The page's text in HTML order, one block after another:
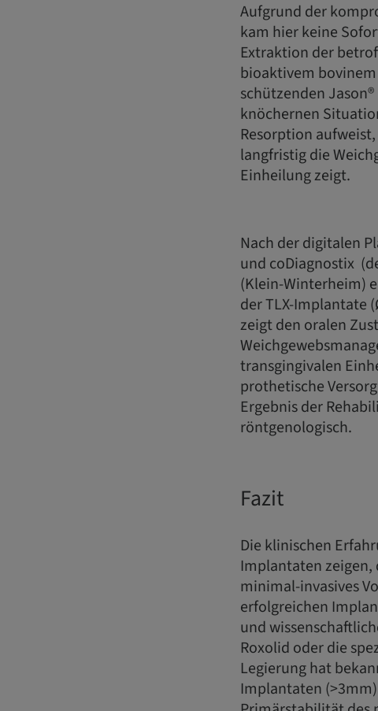
Aufgrund der
kam hier keine
Extraktion der
bioaktivem
schützenden
knöchernen
Resorption
langfristig die
Einheilung zeigt.
Nach der digitalen
und coDiagnostix
(Klein-Winterheim)
der TLX-Implantate
zeigt den oralen
transgingivalen
prothetische
Ergebnis der
röntgenologisch.
Fazit
Die klinischen
Implantaten zeigen,
minimal-invasives
erfolgreichen
und
Roxolid oder die
Legierung hat
Implantaten